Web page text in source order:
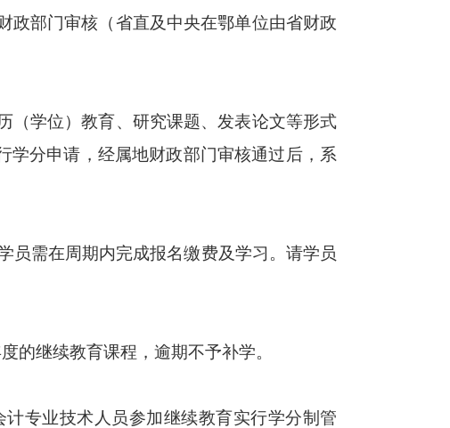
政部门审核（省直及中央在鄂单位由省财政
学位）教育、研究课题、发表论文等形式
学分申请，经属地财政部门审核通过后，系
需在周期内完成报名缴费及学习。请学员
继续教育课程，逾期不予补学。
专业技术人员参加继续教育实行学分制管